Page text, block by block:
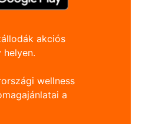
akciós
helyen.
wellness
a